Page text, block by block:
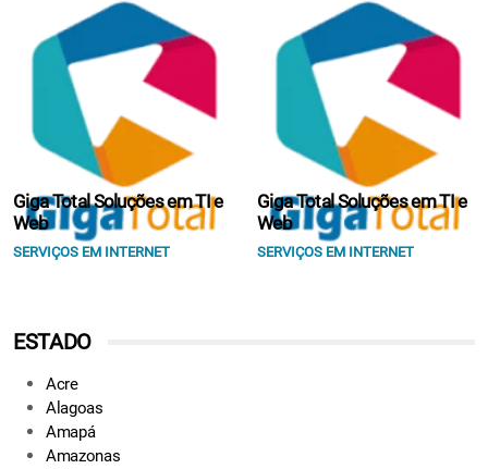
Giga Total Soluções em TI e
Web
SERVIÇOS EM INTERNET
Giga Total Soluções em TI e
Web
SERVIÇOS EM INTERNET
ESTADO
Acre
Alagoas
Amapá
Amazonas